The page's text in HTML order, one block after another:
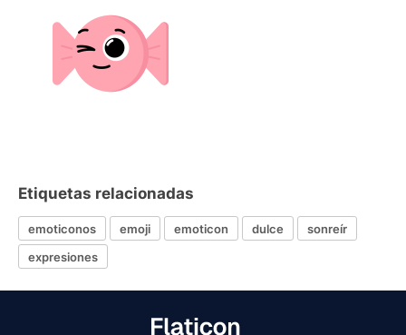
Etiquetas relacionadas
emoticonos emoji emoticon dulce
sonreír
expresiones